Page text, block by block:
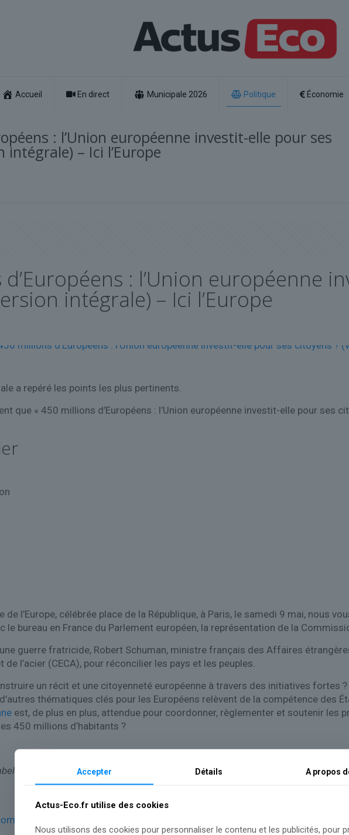
Accueil En direct Municipale 2026 Politique Économie
: l’Union européenne investit-elle pour ses
intégrale) – Ici l’Europe
: l’Union européenne
intégrale) – Ici l’Europe
a repéré les points les plus pertinents.
que « 450 millions d’Européens : l’Union européenne investit-elle pour ses
de l’Europe, célébrée place de la République, à Paris, le samedi 9 mai, nous
le bureau en France du Parlement européen, la représentation de la
guerre fratricide, Robert Schuman, ministre français des Affaires
de l’acier (CECA), pour réconcilier les pays et les peuples.
un récit et une citoyenneté européenne à travers des initiatives fortes ?
thématiques clés pour les Européens relèvent de la compétence des
est, de plus en plus, attendue pour coordonner, règlementer et soutenir les
450 millions d’habitants ?
Romero, Perrine Desplats, Oihana Almandoz et Luke Brown
Accepter Détails A propos
Actus-Eco.fr utilise des cookies
Nous utilisons des cookies pour personnaliser le contenu et les publicités, pour